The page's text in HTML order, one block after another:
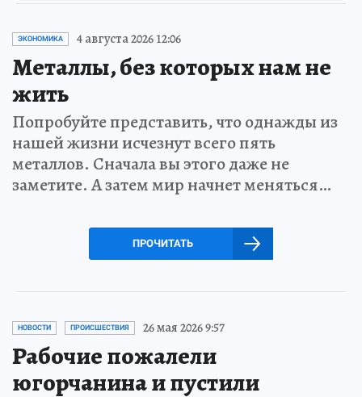
ЭКОНОМИКА 4 августа 2026 12:06
Металлы, без которых нам не
жить
Попробуйте представить, что однажды из
нашей жизни исчезнут всего пять
металлов. Сначала вы этого даже не
заметите. А затем мир начнет меняться…
ПРОЧИТАТЬ
НОВОСТИ ПРОИСШЕСТВИЯ 26 мая 2026 9:57
Рабочие пожалели
югорчанина и пустили